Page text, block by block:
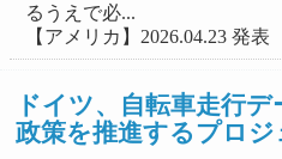
るうえで必...
【アメリカ】2026.04.23 発表
ドイツ、自転車走行
政策を推進するプロ